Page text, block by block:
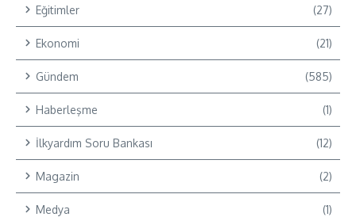
Eğitimler (27)
Ekonomi (21)
Gündem (585)
Haberleşme (1)
İlkyardım Soru Bankası (12)
Magazin (2)
Medya (1)